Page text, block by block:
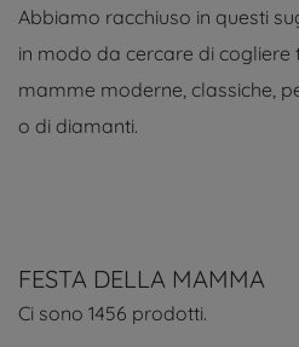
Abbiamo racchiuso in questi
in modo da cercare di cogliere
mamme moderne, classiche,
o di diamanti.
FESTA DELLA MAMMA
Ci sono 1456 prodotti.